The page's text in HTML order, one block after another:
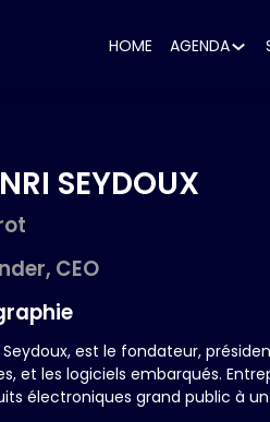
HOME AGENDA
SEYDOUX
CEO
Seydoux, est le fondateur,
et les logiciels embarqués.
électroniques grand public à